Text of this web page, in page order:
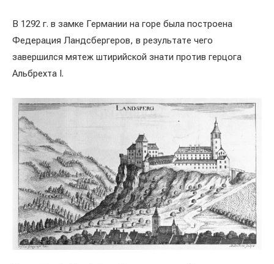
В 1292 г. в замке Германии на горе была построена
Федерация Ландсбергеров, в результате чего
завершился мятеж штирийской знати против герцога
Альбрехта I.